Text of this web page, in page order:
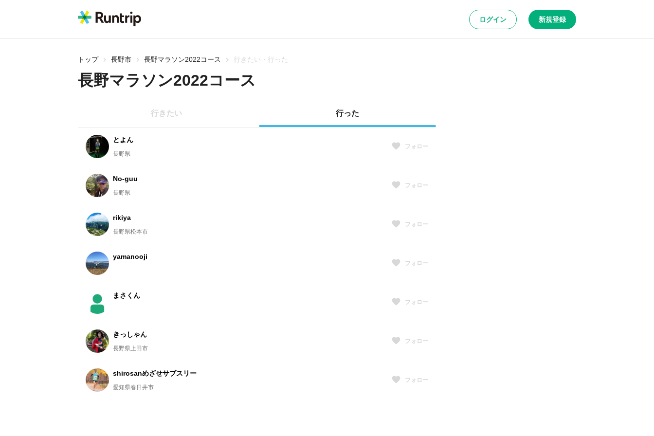
ログイン 新規登録
トップ 長野市 長野マラソン2022コース 行きたい・行った
長野マラソン2022コース
行きたい 行った
とよん
長野県
フォロー
No-guu
長野県
フォロー
rikiya
長野県松本市
フォロー
yamanooji
フォロー
まさくん
フォロー
きっしゃん
長野県上田市
フォロー
shirosanめざせサブスリー
愛知県春日井市
フォロー